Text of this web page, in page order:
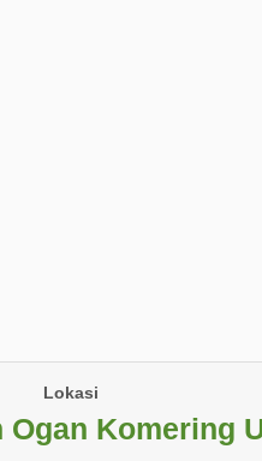
Lokasi
Ogan Komering